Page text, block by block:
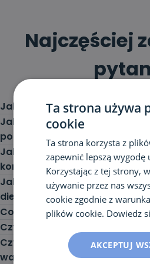
Najczęściej
Jak przygotować się do
Jak przygotować się do analizy
podczas konsultacji u
Jakie badania laboratoryjne
konsultacją u dietetyka?
Jak przygotować się do
dietetyka?
Co zapewnia pakiet z
Czy wysyłka materiału jest
Czy materiał powinien być
warunkach chłodniczych?
Ta strona używa
cookie
Ta strona korzysta z
zapewnić lepszą wygodę
Korzystając z tej strony,
używanie przez nas
cookie zgodnie z
plików cookie. Dowiedz
AKCEPTUJ